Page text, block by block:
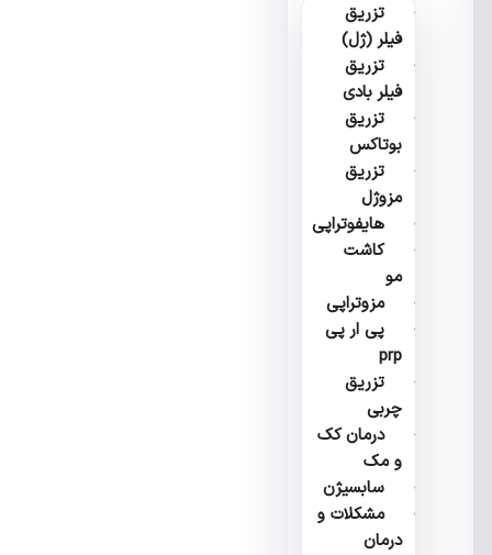
تزریق
فیلر (ژل)
تزریق
فیلر بادی
تزریق
بوتاکس
تزریق
مزوژل
هایفوتراپی
کاشت
مو
مزوتراپی
پی ار پی
prp
تزریق
چربی
درمان کک
و مک
سابسیژن
مشکلات و
درمان